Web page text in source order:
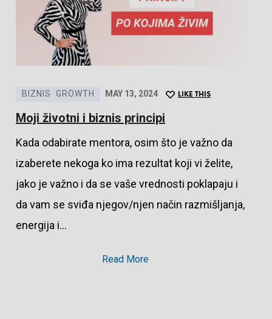
Moji životni i biznis principi
BIZNIS GROWTH MAY 13, 2024 LIKE THIS
Kada odabirate mentora, osim što je važno da
izaberete nekoga ko ima rezultat koji vi želite,
jako je važno i da se vaše vrednosti poklapaju i
da vam se sviđa njegov/njen način razmišljanja,
energija i…
Read More